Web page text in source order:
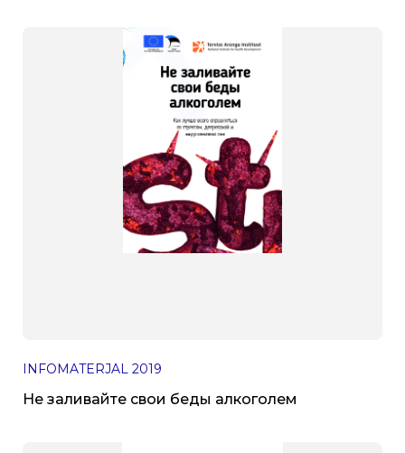
INFOMATERJAL 2019
Не заливайте свои беды алкоголем